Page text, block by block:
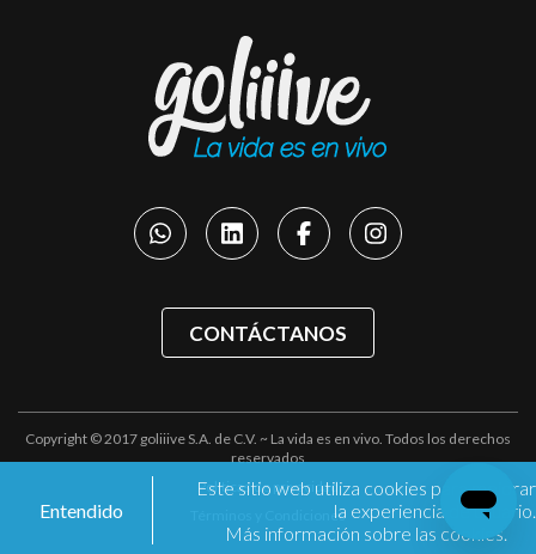
CONTÁCTANOS
Copyright © 2017 goliiive S.A. de C.V. ~ La vida es en vivo. Todos los derechos
reservados
Políticas de privacidad
Términos y Condiciones
Entendido
Este sitio web utiliza cookies para mejorar
la experiencia de usuario.
Más información sobre las cookies.